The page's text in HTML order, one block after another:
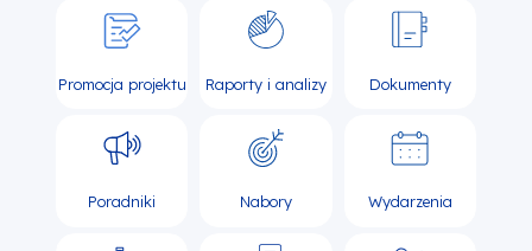
Promocja projektu Raporty i analizy Dokumenty
Poradniki Nabory Wydarzenia